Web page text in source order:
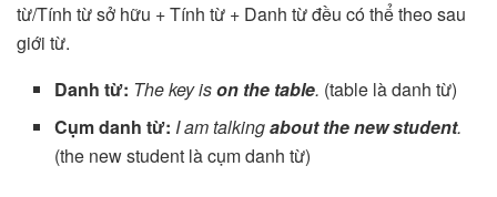
từ/Tính từ sở hữu + Tính từ + Danh từ đều có thể theo sau
giới từ.
Danh từ: The key ison the table. (table là danh từ)
Cụm danh từ: I am talkingabout the new student.
(the new student là cụm danh từ)